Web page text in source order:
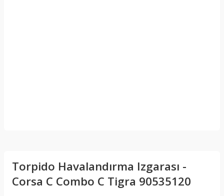
Torpido Havalandırma Izgarası -
Corsa C Combo C Tigra 90535120